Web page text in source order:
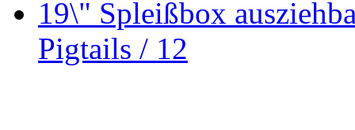
19\" Spleißbox
Pigtails / 12